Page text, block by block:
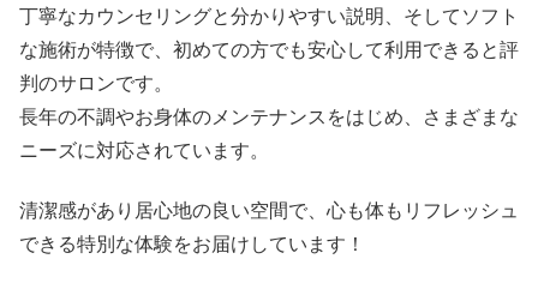
丁寧なカウンセリングと分かりやすい説明、そしてソフト
な施術が特徴で、初めての方でも安心して利用できると評
判のサロンです。
長年の不調やお身体のメンテナンスをはじめ、さまざまな
ニーズに対応されています。
清潔感があり居心地の良い空間で、心も体もリフレッシュ
できる特別な体験をお届けしています！